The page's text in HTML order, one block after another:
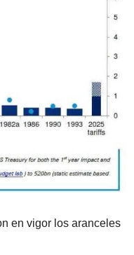
en vigor los aranceles